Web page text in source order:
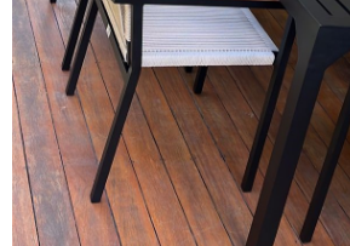
Poltrona
Puffs, Champanheiras e
Bancos